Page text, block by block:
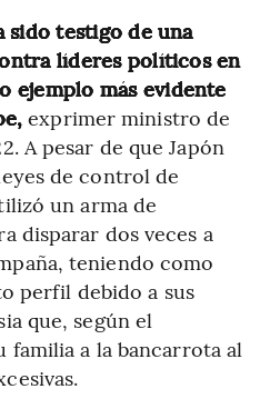
sido testigo de una
líderes políticos en
ejemplo más evidente
exprimer ministro de
A pesar de que Japón
de control de
un arma de
disparar dos veces a
teniendo como
perfil debido a sus
que, según el
familia a la bancarrota al